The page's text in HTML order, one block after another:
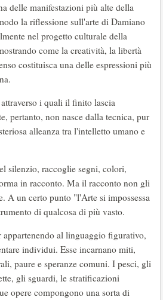
delle manifestazioni più alte della
la riflessione sull'arte di Damiano
nel progetto culturale della
come la creatività, la libertà
costituisca una delle espressioni più
i quali il finito lascia
pertanto, non nasce dalla tecnica, pur
alleanza tra l'intelletto umano e
silenzio, raccoglie segni, colori,
in racconto. Ma il racconto non gli
A un certo punto "l'Arte si impossessa
di qualcosa di più vasto.
al linguaggio figurativo,
individui. Esse incarnano miti,
paure e speranze comuni. I pesci, gli
gli sguardi, le stratificazioni
opere compongono una sorta di